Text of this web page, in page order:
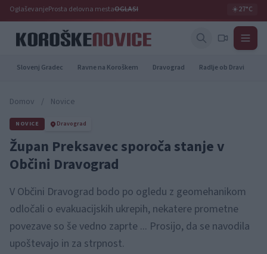
OglaševanjeProsta delovna mestaOGLASI ☀️27°C
Slovenj Gradec Ravne na Koroškem Dravograd Radlje ob Dravi
Domov / Novice
NOVICE Dravograd
Župan Preksavec sporoča stanje v
Občini Dravograd
V Občini Dravograd bodo po ogledu z geomehanikom
odločali o evakuacijskih ukrepih, nekatere prometne
povezave so še vedno zaprte ... Prosijo, da se navodila
upoštevajo in za strpnost.